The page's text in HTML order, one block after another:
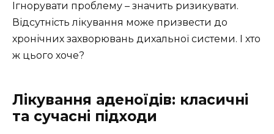
Ігнорувати проблему – значить ризикувати.
Відсутність лікування може призвести до
хронічних захворювань дихальної системи. І хто
ж цього хоче?
Лікування аденоїдів: класичні
та сучасні підходи